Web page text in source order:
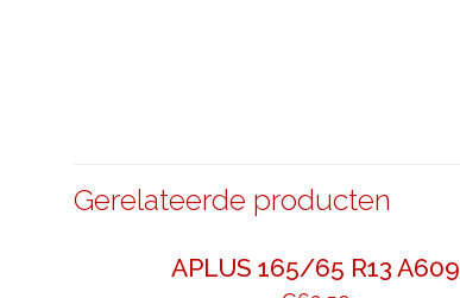
Gerelateerde producten
APLUS 165/65 R13 A609